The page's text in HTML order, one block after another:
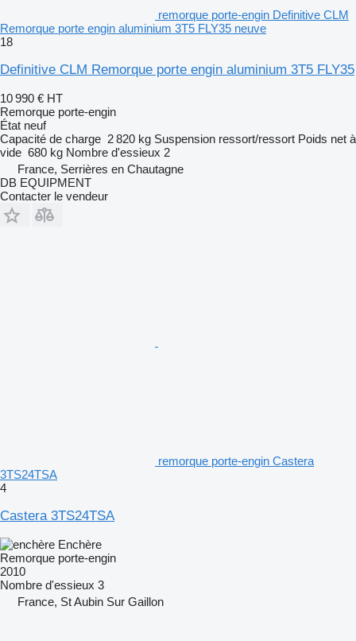
remorque porte-engin Definitive CLM
Remorque porte engin aluminium 3T5 FLY35 neuve
18
Definitive CLM Remorque porte engin aluminium 3T5 FLY35
10 990 € HT
Remorque porte-engin
État neuf
Capacité de charge 2 820 kg Suspension ressort/ressort Poids net à
vide 680 kg Nombre d'essieux 2
France, Serrières en Chautagne
DB EQUIPMENT
Contacter le vendeur
remorque porte-engin Castera
3TS24TSA
4
Castera 3TS24TSA
Enchère
Remorque porte-engin
2010
Nombre d'essieux 3
France, St Aubin Sur Gaillon